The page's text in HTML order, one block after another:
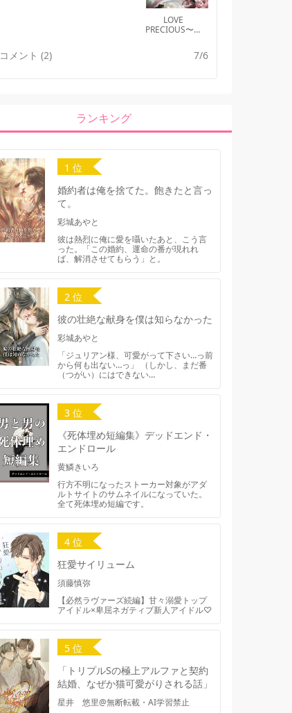
LOVE
PRECIOUS〜ラ
コメント (2) 7/6
ランキング
1 位
婚約者は俺を捨てた。飽きたと言っ
て。
彩城あやと
彼は熱烈に俺に愛を囁いたあと、こう言
った。「この婚約、運命の番が現れれ
ば、解消させてもらう」と。
2 位
彼の壮絶な献身を僕は知らなかった
彩城あやと
「ジュリアン様、可愛がって下さい…っ前
から何も出ない…っ」 （しかし、まだ番
（つがい）にはできない…
3 位
《死体埋め短編集》デッドエンド・
エンドロール
黄鱗きいろ
行方不明になったストーカー対象がアダ
ルトサイトのサムネイルになっていた。
全て死体埋め短編です。
4 位
狂愛サイリューム
須藤慎弥
【必然ラヴァーズ続編】甘々溺愛トップ
アイドル×卑屈ネガティブ新人アイドル♡
5 位
「トリプルSの極上アルファと契約
結婚、なぜか猫可愛がりされる話」
星井 悠里@無断転載・AI学習禁止